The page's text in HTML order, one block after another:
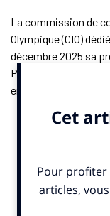
La commission de
Olympique (CIO)
décembre 2025 sa
Pendant trois jours,
en Savoie et en
La Clusaz ou
schéma préférentiel
(Cojo), même si
opérationnel des
La délégation se